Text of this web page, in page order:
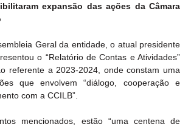
expansão das ações da Câmara
Geral da entidade, o atual presidente
o “Relatório de Contas e Atividades”
referente a 2023-2024, onde constam uma
que envolvem “diálogo, cooperação e
com a CCILB”.
mencionados, estão “uma centena de